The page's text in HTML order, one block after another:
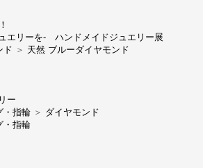
エリーを- ハンドメイドジュエリー展
ド ＞ 天然 ブルーダイヤモンド
ー
・指輪 ＞ ダイヤモンド
・指輪